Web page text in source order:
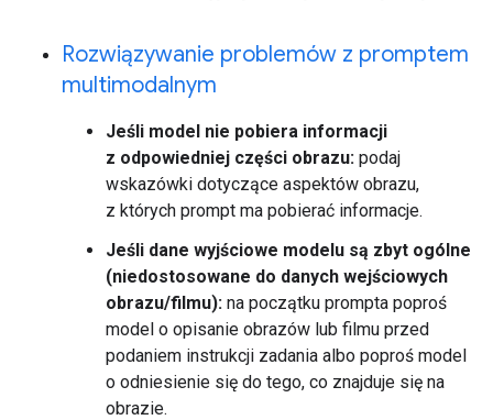
Rozwiązywanie problemów z promptem
multimodalnym
Jeśli model nie pobiera informacji
z odpowiedniej części obrazu: podaj
wskazówki dotyczące aspektów obrazu,
z których prompt ma pobierać informacje.
Jeśli dane wyjściowe modelu są zbyt ogólne
(niedostosowane do danych wejściowych
obrazu/filmu): na początku prompta poproś
model o opisanie obrazów lub filmu przed
podaniem instrukcji zadania albo poproś model
o odniesienie się do tego, co znajduje się na
obrazie.